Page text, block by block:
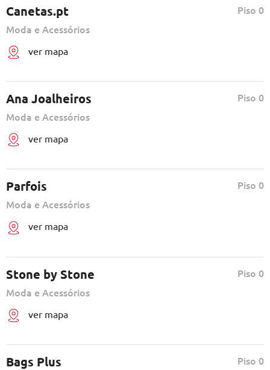
Canetas.pt
Piso 0
Moda e Acessórios
ver mapa
Ana Joalheiros
Piso 0
Moda e Acessórios
ver mapa
Parfois
Piso 0
Moda e Acessórios
ver mapa
Stone by Stone
Piso 0
Moda e Acessórios
ver mapa
Bags Plus
Piso 0